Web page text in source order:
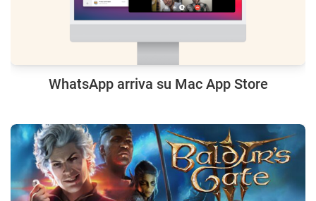
WhatsApp arriva su Mac App Store